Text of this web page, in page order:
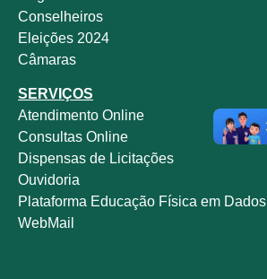
Conselheiros
Eleições 2024
Câmaras
SERVIÇOS
Atendimento Online
Consultas Online
Dispensas de Licitações
Ouvidoria
Plataforma Educação Física em Dados
WebMail